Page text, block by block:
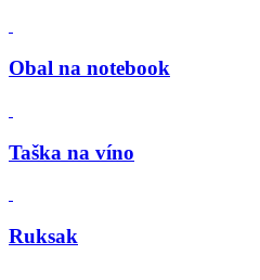
Obal na notebook
Taška na víno
Ruksak